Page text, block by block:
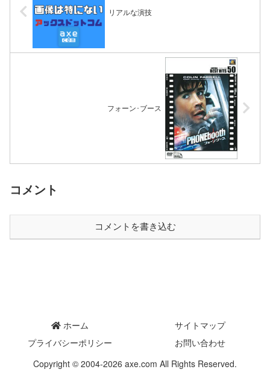
リアルな演技
フォーン･ブース
コメント
コメントを書き込む
ホーム
サイトマップ
プライバシーポリシー
お問い合わせ
Copyright © 2004-2026 axe.com All Rights Reserved.